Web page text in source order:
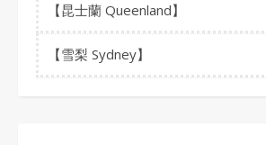
【昆士蘭 Queenland】
【雪梨 Sydney】